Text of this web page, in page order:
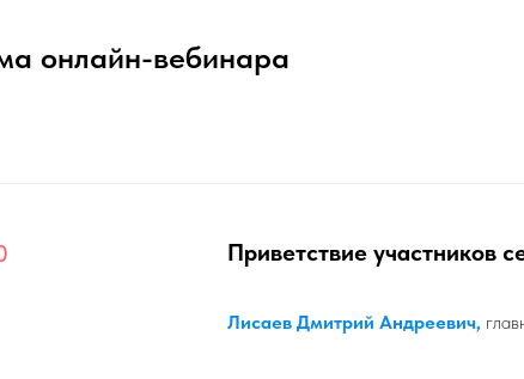
онлайн-вебинара
Приветствие участников
Лисаев Дмитрий Андреевич,